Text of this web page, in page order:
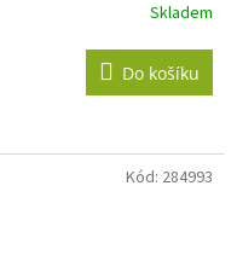
Skladem
Do košíku
Kód: 284993